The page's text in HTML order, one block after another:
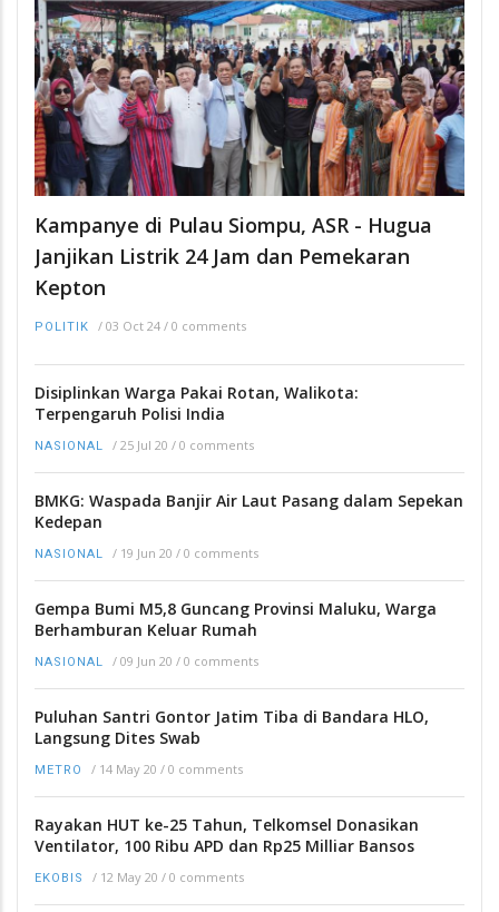
Kampanye di Pulau Siompu, ASR - Hugua
Janjikan Listrik 24 Jam dan Pemekaran
Kepton
POLITIK / 03 Oct 24 / 0 comments
Disiplinkan Warga Pakai Rotan, Walikota:
Terpengaruh Polisi India
NASIONAL / 25 Jul 20 / 0 comments
BMKG: Waspada Banjir Air Laut Pasang dalam Sepekan
Kedepan
NASIONAL / 19 Jun 20 / 0 comments
Gempa Bumi M5,8 Guncang Provinsi Maluku, Warga
Berhamburan Keluar Rumah
NASIONAL / 09 Jun 20 / 0 comments
Puluhan Santri Gontor Jatim Tiba di Bandara HLO,
Langsung Dites Swab
METRO / 14 May 20 / 0 comments
Rayakan HUT ke-25 Tahun, Telkomsel Donasikan
Ventilator, 100 Ribu APD dan Rp25 Milliar Bansos
EKOBIS / 12 May 20 / 0 comments